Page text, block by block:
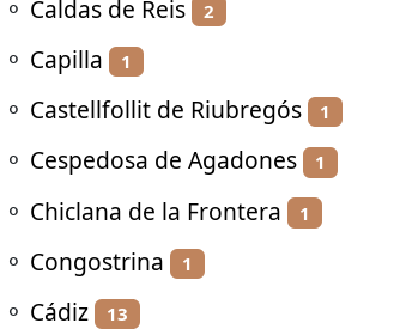
⚬ Caldas de Reis 2
⚬ Capilla 1
⚬ Castellfollit de Riubregós 1
⚬ Cespedosa de Agadones 1
⚬ Chiclana de la Frontera 1
⚬ Congostrina 1
⚬ Cádiz 13